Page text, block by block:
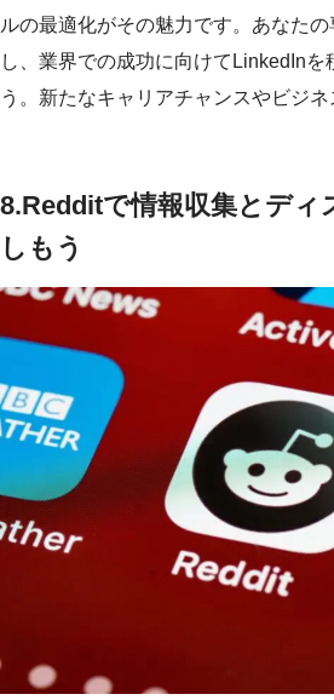
ルの最適化がその魅力です。あなた
し、業界での成功に向けてLinkedInを
う。新たなキャリアチャンスやビジネ
8.Redditで情報収集とディ
しもう